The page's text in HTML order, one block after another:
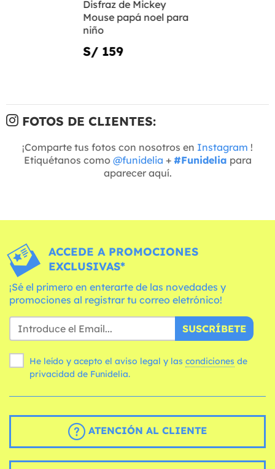
Disfraz de Mickey
Mouse papá noel para
niño
S/ 159
FOTOS DE CLIENTES:
¡Comparte tus fotos con nosotros en Instagram !
Etiquétanos como @funidelia + #Funidelia para
aparecer aquí.
ACCEDE A PROMOCIONES
EXCLUSIVAS*
¡Sé el primero en enterarte de las novedades y
promociones al registrar tu correo eletrónico!
SUSCRÍBETE
He leído y acepto el aviso legal y las condiciones
privacidad de Funidelia.
ATENCIÓN AL CLIENTE